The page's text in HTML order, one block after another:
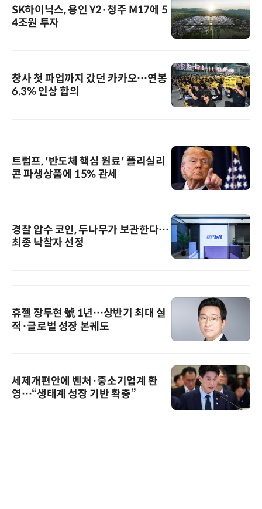
SK하이닉스, 용인 Y2·청주 M17에 5
4조원 투자
창사 첫 파업까지 갔던 카카오…연봉
6.3% 인상 합의
트럼프, '반도체 핵심 원료' 폴리실리
콘 파생상품에 15% 관세
경찰 압수 코인, 두나무가 보관한다…
최종 낙찰자 선정
휴젤 장두현 號 1년…상반기 최대 실
적·글로벌 성장 본궤도
세제개편안에 벤처·중소기업계 환
영…“생태계 성장 기반 확충”